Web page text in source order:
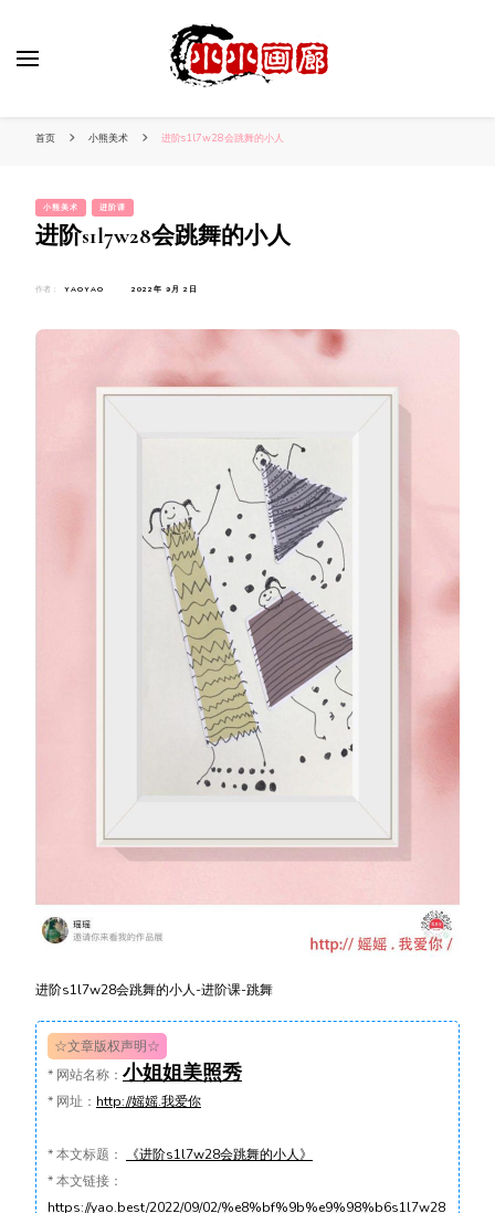
首页 小熊美术 进阶s1l7w28会跳舞的小人
小熊美术 进阶课
进阶s1l7w28会跳舞的小人
作者： YAOYAO 2022年 9月 2日
进阶s1l7w28会跳舞的小人-进阶课-跳舞
☆文章版权声明☆
* 网站名称： 小姐姐美照秀
* 网址： http://媱媱.我爱你
*本文标题：
《进阶s1l7w28会跳舞的小人》
*本文链接：
https://yao.best/2022/09/02/%e8%bf%9b%e9%98%b6s1l7w28